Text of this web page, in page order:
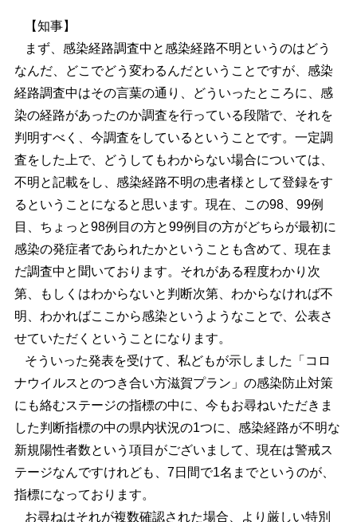
【知事】
まず、感染経路調査中と感染経路不明というのはどう
なんだ、どこでどう変わるんだということですが、感染
経路調査中はその言葉の通り、どういったところに、感
染の経路があったのか調査を行っている段階で、それを
判明すべく、今調査をしているということです。一定調
査をした上で、どうしてもわからない場合については、
不明と記載をし、感染経路不明の患者様として登録をす
るということになると思います。現在、この98、99例
目、ちょっと98例目の方と99例目の方がどちらが最初に
感染の発症者であられたかということも含めて、現在ま
だ調査中と聞いております。それがある程度わかり次
第、もしくはわからないと判断次第、わからなければ不
明、わかればここから感染というようなことで、公表さ
せていただくということになります。
そういった発表を受けて、私どもが示しました「コロ
ナウイルスとのつき合い方滋賀プラン」の感染防止対策
にも絡むステージの指標の中に、今もお尋ねいただきま
した判断指標の中の県内状況の1つに、感染経路が不明な
新規陽性者数という項目がございまして、現在は警戒ス
テージなんですけれども、7日間で1名までというのが、
指標になっております。
お尋ねはそれが複数確認された場合、より厳しい特別